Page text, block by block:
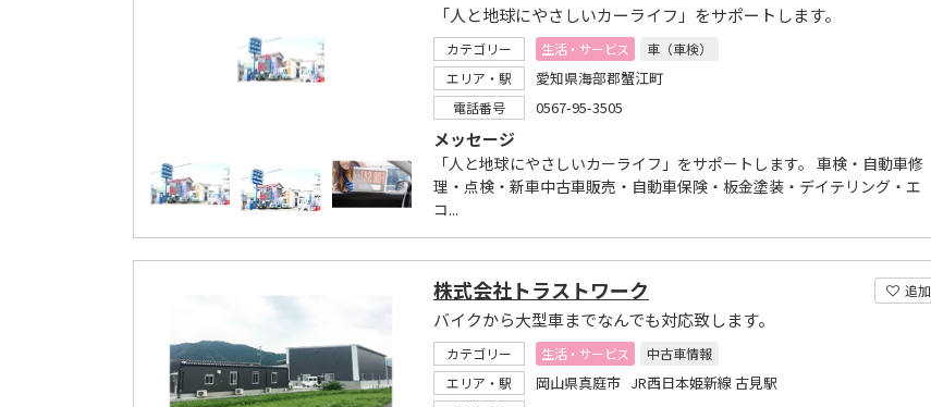
「人と地球にやさしいカーライフ」をサポートします。
カテゴリー 生活・サービス
車（車検）
エリア・駅
愛知県海部郡蟹江町
電話番号 0567-95-3505
メッセージ
「人と地球にやさしいカーライフ」をサポートします。 車検・自動車修
理・点検・新車中古車販売・自動車保険・板金塗装・デイテリング・エ
コ...
追加
株式会社トラストワーク
バイクから大型車までなんでも対応致します。
カテゴリー 生活・サービス
中古車情報
エリア・駅
岡山県真庭市 JR西日本姫新線 古見駅